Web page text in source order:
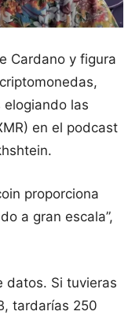
Cardano y figura
las
en el podcast
proporciona
a gran escala”,
datos. Si tuvieras
tardarías 250